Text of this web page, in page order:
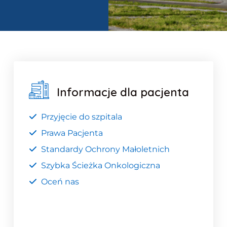
Informacje dla pacjenta
Przyjęcie do szpitala
Prawa Pacjenta
Standardy Ochrony Małoletnich
Szybka Ścieżka Onkologiczna
Oceń nas